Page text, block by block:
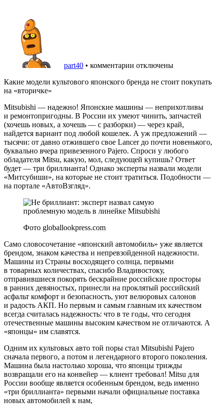
part40 • комментарии отключены
Какие модели культового японского бренда не стоит покупать
на «вторичке»
Mitsubishi — надежно! Японские машины — неприхотливы
и ремонтопригодны. В России их умеют чинить, запчастей
(хочешь новых, а хочешь — с разборки) — через край,
найдется вариант под любой кошелек. А уж предложений —
тысячи: от давно отжившего свое Lancer до почти новенького,
буквально вчера привезенного Pajero. Спроси у любого
обладателя Mitsu, какую, мол, следующей купишь? Ответ
будет — три бриллианта! Однако эксперты назвали модели
«Митсубиши», на которые не стоит тратиться. Подобности —
на портале «АвтоВзгляд».
Фото globallookpress.com
Само словосочетание «японский автомобиль» уже является
брендом, знаком качества и непревзойденной надежности.
Машины из Страны восходящего солнца, первыми
в товарных количествах, спасибо Владивостоку,
отправившиеся покорять бескрайние российские просторы
в ранних девяностых, принесли на проклятый российский
асфальт комфорт и безопасность, уют велюровых салонов
и радость АКП. Но первым и самым главным их качеством
всегда считалась надежность: что в те годы, что сегодня
отечественные машины высоким качеством не отличаются. А
«японцы» им славятся.
Одним их культовых авто той поры стал Mitsubishi Pajero
сначала первого, а потом и легендарного второго поколения.
Машина была настолько хороша, что японцы трижды
возвращали его на конвейер — клиент требовал! Mitsu для
России вообще является особенным брендом, ведь именно
«три бриллианта» первыми начали официальные поставка
новых автомобилей к нам,